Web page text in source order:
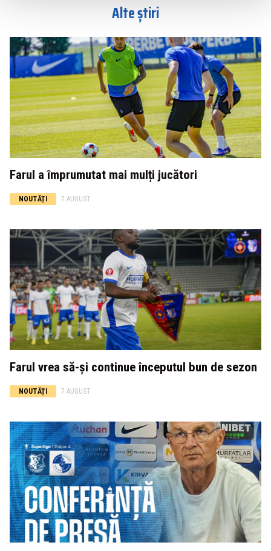
Alte știri
Farul a împrumutat mai mulți jucători
NOUTĂȚI 7 AUGUST
Farul vrea să-și continue începutul bun de sezon
NOUTĂȚI 7 AUGUST